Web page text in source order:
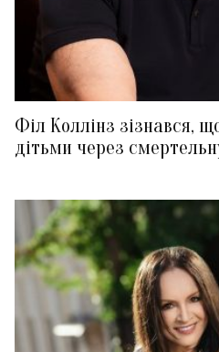
Філ Коллінз зізнався,
дітьми через